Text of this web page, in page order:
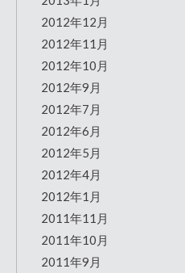
2012年12月
2012年11月
2012年10月
2012年9月
2012年7月
2012年6月
2012年5月
2012年4月
2012年1月
2011年11月
2011年10月
2011年9月